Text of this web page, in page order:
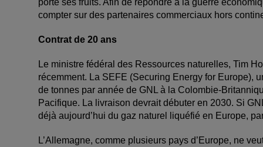
compter sur des partenaires commerciaux hors
Contrat de 20 ans
Le ministre fédéral des Ressources naturelles, Tim
récemment. La SEFE (Securing Energy for Europe),
de tonnes par année de GNL à la Colombie-
Pacifique. La livraison devrait débuter en 2030. Si
déjà aujourd’hui du gaz naturel liquéfié en Europe,
L’Allemagne, comme plusieurs pays d’Europe, ne